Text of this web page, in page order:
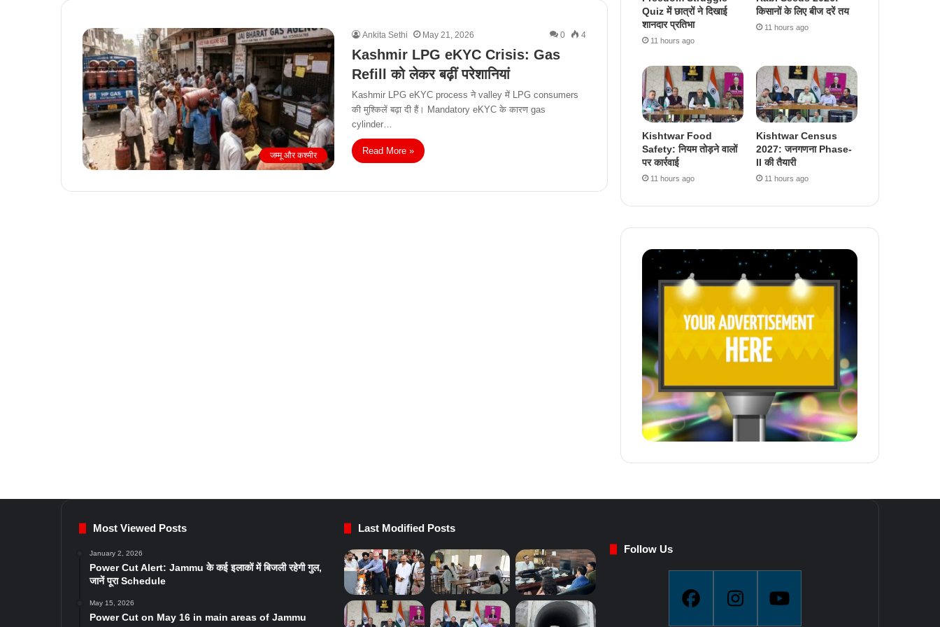
जम्मू और कश्मीर
Ankita Sethi May 21, 2026 0 4
Kashmir LPG eKYC Crisis: Gas
Refill को लेकर बढ़ीं परेशानियां
Kashmir LPG eKYC process ने valley में LPG consumers
की मुश्किलें बढ़ा दी हैं। Mandatory eKYC के कारण gas
cylinder…
Read More »
Quiz में छात्रों ने दिखाई
शानदार प्रतिभा
11 hours ago
किसानों के लिए बीज दरें तय
11 hours ago
Kishtwar Food
Safety: नियम तोड़ने वालों
पर कार्रवाई
11 hours ago
Kishtwar Census
2027: जनगणना Phase-
II की तैयारी
11 hours ago
Most Viewed Posts
January 2, 2026
Power Cut Alert: Jammu के कई इलाकों में बिजली रहेगी गुल,
जानें पूरा Schedule
May 15, 2026
Power Cut on May 16 in main areas of Jammu
Last Modified Posts
Follow Us